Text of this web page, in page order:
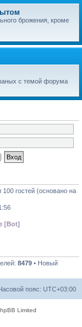
брожения, кроме
с темой форума
гостей (основано на
[Bot]
8479 • Новый
пояс: UTC+03:00
Limited